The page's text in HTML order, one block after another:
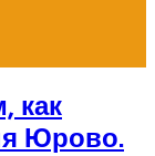
как
Юрово.